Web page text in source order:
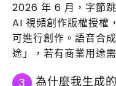
2026 年 6 月，字節
AI 視頻創作版權授權
可進行創作。語音合
途」，若有商業用途
3 為什麼我生成